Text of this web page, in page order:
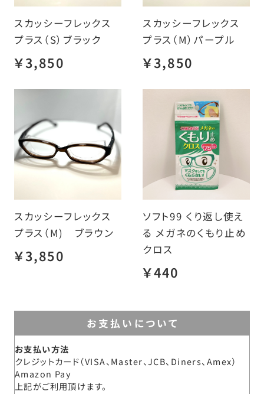
スカッシーフレックス
プラス（S）ブラック
￥3,850
スカッシーフレックス
プラス（M）パープル
￥3,850
スカッシーフレックス
プラス（M) ブラウン
￥3,850
ソフト99 くり返し使え
る メガネのくもり止め
クロス
￥440
お支払いについて
お支払い方法
クレジットカード（VISA、Master、JCB、Diners、Amex）
Amazon Pay
上記がご利用頂けます。